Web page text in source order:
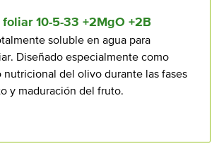
10⁠-5⁠-33 +2MgO +2B
soluble en agua para
Diseñado especialmente como
del olivo durante las fases
y maduración del fruto.